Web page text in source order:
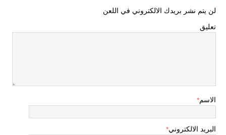
لن يتم نشر بريدك الالكتروني في اللعن
تعليق
الاسم*
البريد الالكتروني*